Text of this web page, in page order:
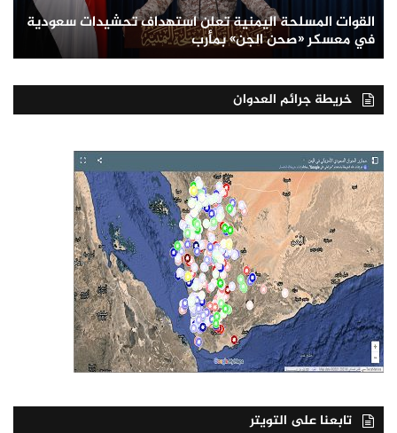
القوات المسلحة اليمنية تعلن استهداف تحشيدات سعودية
في معسكر «صحن الجن» بمأرب
خريطة جرائم العدوان
تابعنا على التويتر